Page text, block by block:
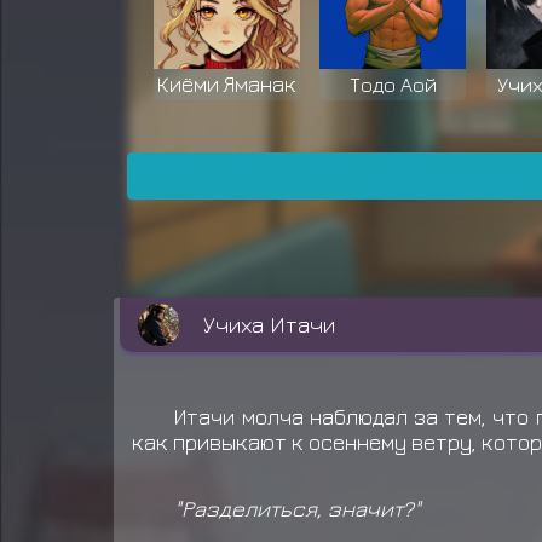
Киёми Яманак Тодо Аой
Хьюга Кори
Учиха Итачи
Итачи молча наблюдал за тем, что
как привыкают к осеннему ветру,
"Разделиться, значит?"